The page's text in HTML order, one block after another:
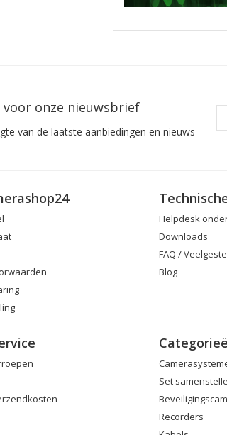
onze nieuwsbrief
van de laatste aanbiedingen en nieuws
Helpdesk
Downloads
FAQ /
Blog
Set
Recorders